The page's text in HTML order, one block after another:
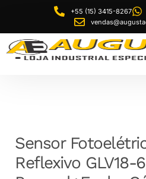
+55 (15) 3415-8267
Sensor
Reflexivo GLV18-